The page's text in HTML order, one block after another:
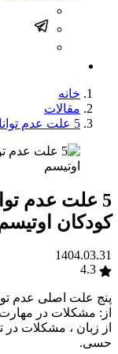
خانه
مقالات
5 علت عدم توانایی بازی کردن طبیعی کودکان اوتیسم
5 علت عدم
کودکان
1404.03.31
4.3
پنج علت اصلی عدم
از: مشکلات در
از زبان ، مشکلات
حسی.